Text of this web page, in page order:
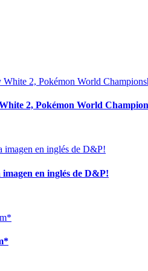
2, Pokémon World
en inglés de D&P!